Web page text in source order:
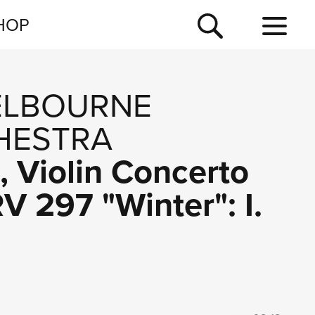
Violin Concerto
297 "Winter": I.
NEWS